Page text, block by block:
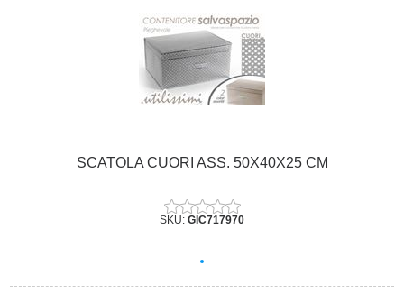
SCATOLA CUORI ASS. 50X40X25 CM
SKU: GIC717970